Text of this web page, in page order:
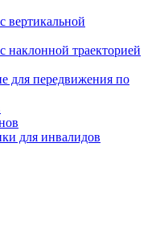
вертикальной
траекторией
для передвижения по
для инвалидов